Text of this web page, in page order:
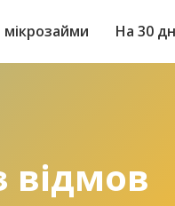
мікрозайми На 30
відмов